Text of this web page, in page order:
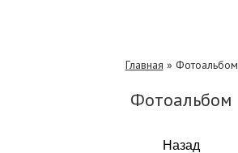
Главная » Фотоальбом
Фотоальбом
Назад